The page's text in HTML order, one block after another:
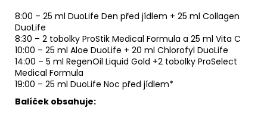
8:00 – 25 ml DuoLife Den před jídlem + 25 ml Collagen
DuoLife
8:30 – 2 tobolky ProStik Medical Formula a 25 ml Vita C
10:00 – 25 ml Aloe DuoLife + 20 ml Chlorofyl DuoLife
14:00 – 5 ml RegenOil Liquid Gold +2 tobolky ProSelect
Medical Formula
19:00 – 25 ml DuoLife Noc před jídlem*
Balíček obsahuje: